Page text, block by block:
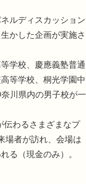
ルディスカッション
かした企画が実施さ
学校、慶應義塾普通
等学校、桐光学園中
川県内の男子校が一
伝わるさまざまなプ
場者が訪れ、会場は
る（現金のみ）。